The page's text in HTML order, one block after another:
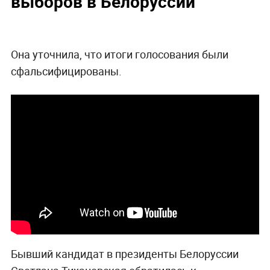
Она уточнила, что итоги голосования были
сфальсифицированы.
Бывший кандидат в президенты Белоруссии